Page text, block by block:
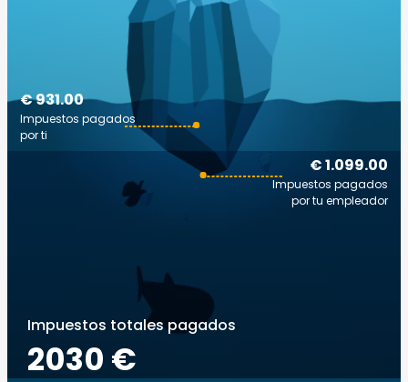
€ 1.099.00
Impuestos pagados
por tu empleador
€ 931.00
Impuestos pagados
por ti
Impuestos totales pagados
2030 €